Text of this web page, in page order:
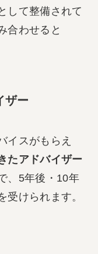
して整備されて
合わせると
ザー
イスがもらえ
たアドバイザー
、5年後・10年
受けられます。